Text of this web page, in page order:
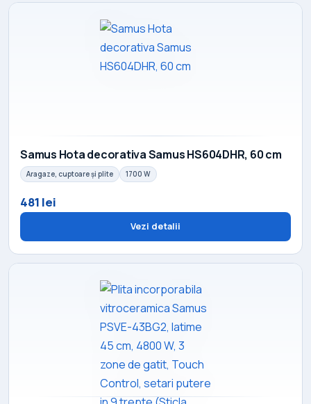
Samus Hota decorativa Samus HS604DHR, 60 cm
Aragaze, cuptoare și plite 1700 W
481 lei
Vezi detalii